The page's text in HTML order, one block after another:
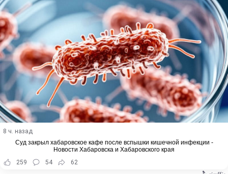
8 ч. назад
Суд закрыл хабаровское кафе после вспышки кишечной инфекции -
Новости Хабаровска и Хабаровского края
259
54 62